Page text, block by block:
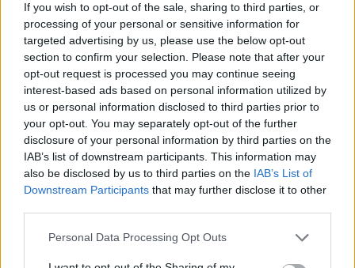
If you wish to opt-out of the sale, sharing to third parties, or
processing of your personal or sensitive information for
targeted advertising by us, please use the below opt-out
section to confirm your selection. Please note that after your
opt-out request is processed you may continue seeing
interest-based ads based on personal information utilized by
us or personal information disclosed to third parties prior to
your opt-out. You may separately opt-out of the further
disclosure of your personal information by third parties on the
IAB’s list of downstream participants. This information may
also be disclosed by us to third parties on the IAB’s List of
Downstream Participants that may further disclose it to other
Personal Data Processing Opt Outs
Fővárosi Állatkert
ÉLŐ BOLYGÓNK
Szedd magad őszibarack: itt vannak
a legjobb lelőhelyek!
SZEMLE